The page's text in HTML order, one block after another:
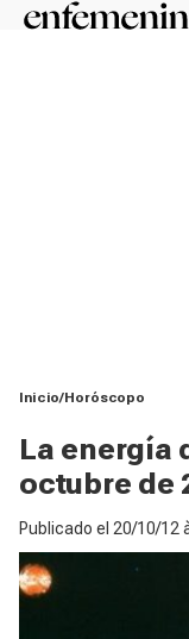
Inicio Horóscopo
La energía
octubre de
Publicado el 20/10/12